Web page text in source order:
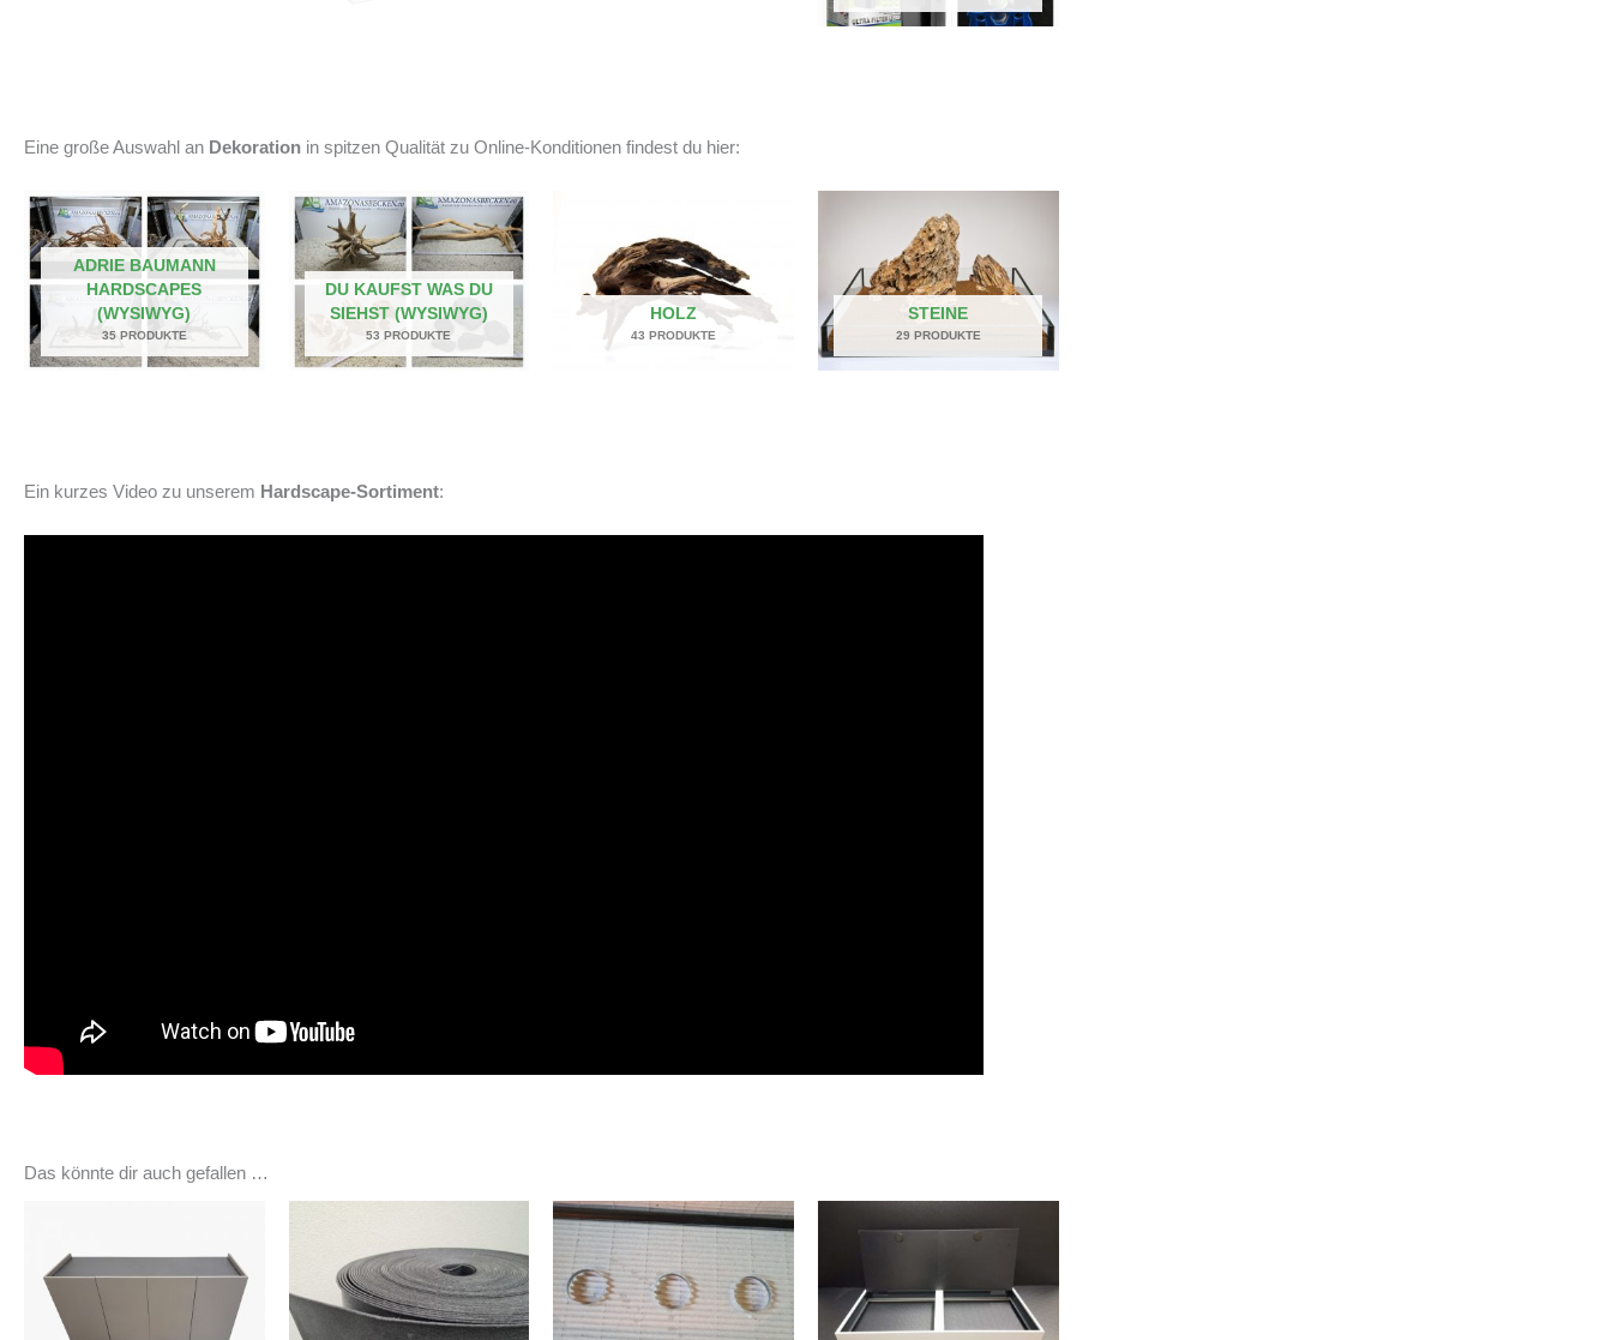
Eine große Auswahl an Dekoration in spitzen Qualität zu Online-Konditionen findest du hier:
ADRIE BAUMANN
HARDSCAPES
(WYSIWYG)
35 PRODUKTE
DU KAUFST WAS DU
SIEHST (WYSIWYG)
53 PRODUKTE
HOLZ
43 PRODUKTE
STEINE
29 PRODUKTE
Ein kurzes Video zu unserem Hardscape-Sortiment:
Das könnte dir auch gefallen …